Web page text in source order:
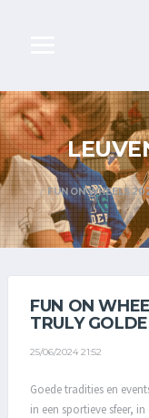
FUN ON WHEELS
FUN ON
TRULY
25/06/2024 21:52
Goede tradities en
in een sportieve sfeer,